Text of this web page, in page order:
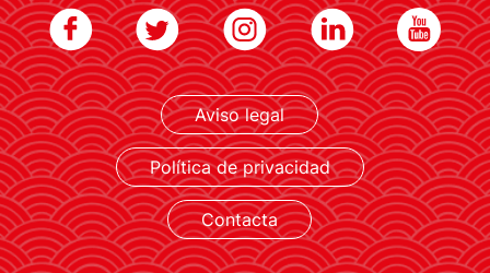
LEER MÁS Aviso legal
Política de privacidad
Contacta